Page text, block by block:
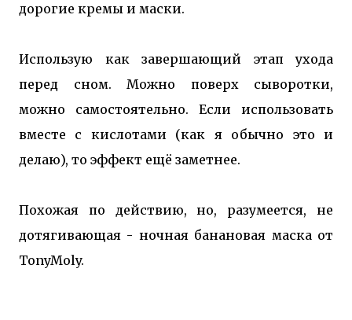
дорогие кремы и маски.
Использую как завершающий этап ухода
перед сном. Можно поверх сыворотки,
можно самостоятельно. Если использовать
вместе с кислотами (как я обычно это и
делаю), то эффект ещё заметнее.
Похожая по действию, но, разумеется, не
дотягивающая - ночная банановая маска от
TonyMoly.